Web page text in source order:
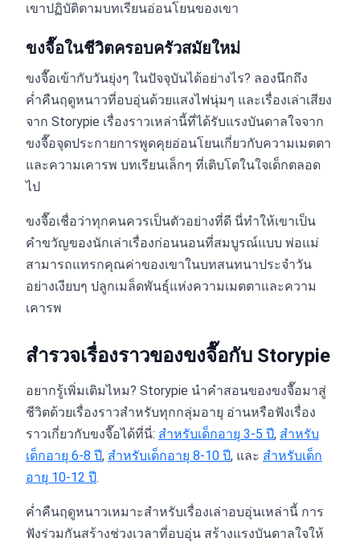
เขาปฏิบัติตามบทเรียนอ่อนโยนของเขา
ขงจื๊อในชีวิตครอบครัวสมัยใหม่
ขงจื๊อเข้ากับวันยุ่งๆ ในปัจจุบันได้อย่างไร? ลองนึกถึง
ค่ำคืนฤดูหนาวที่อบอุ่นด้วยแสงไฟนุ่มๆ และเรื่องเล่าเสียง
จาก Storypie เรื่องราวเหล่านี้ที่ได้รับแรงบันดาลใจจาก
ขงจื๊อจุดประกายการพูดคุยอ่อนโยนเกี่ยวกับความเมตตา
และความเคารพ บทเรียนเล็กๆ ที่เติบโตในใจเด็กตลอด
ไป
ขงจื๊อเชื่อว่าทุกคนควรเป็นตัวอย่างที่ดี นี่ทำให้เขาเป็น
คำขวัญของนักเล่าเรื่องก่อนนอนที่สมบูรณ์แบบ พ่อแม่
สามารถแทรกคุณค่าของเขาในบทสนทนาประจำวัน
อย่างเงียบๆ ปลูกเมล็ดพันธุ์แห่งความเมตตาและความ
เคารพ
สำรวจเรื่องราวของขงจื๊อกับ Storypie
อยากรู้เพิ่มเติมไหม? Storypie นำคำสอนของขงจื๊อมาสู่
ชีวิตด้วยเรื่องราวสำหรับทุกกลุ่มอายุ อ่านหรือฟังเรื่อง
ราวเกี่ยวกับขงจื๊อได้ที่นี่: สำหรับเด็กอายุ 3-5 ปี, สำหรับ
เด็กอายุ 6-8 ปี, สำหรับเด็กอายุ 8-10 ปี, และ สำหรับเด็ก
อายุ 10-12 ปี.
ค่ำคืนฤดูหนาวเหมาะสำหรับเรื่องเล่าอบอุ่นเหล่านี้ การ
ฟังร่วมกันสร้างช่วงเวลาที่อบอุ่น สร้างแรงบันดาลใจให้